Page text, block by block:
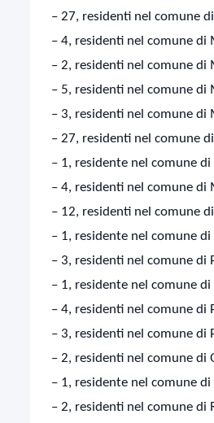
– 27, residenti nel comune
– 4, residenti nel comune di
– 2, residenti nel comune di
– 5, residenti nel comune di
– 3, residenti nel comune
– 27, residenti nel comune
– 1, residente nel comune
– 4, residenti nel comune di
– 12, residenti nel comune
– 1, residente nel comune
– 3, residenti nel comune di
– 1, residente nel comune
– 4, residenti nel comune di
– 3, residenti nel comune di
– 2, residenti nel comune di
– 1, residente nel comune
– 2, residenti nel comune di